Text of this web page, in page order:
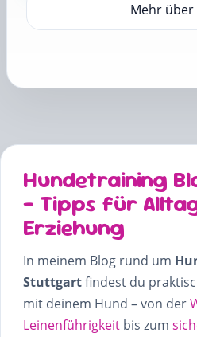
Mehr über
Hundetraining
– Tipps für
Erziehung
In meinem Blog rund um
Stuttgartfindest du
mit deinem Hund – von der
Leinenführigkeit bis zum